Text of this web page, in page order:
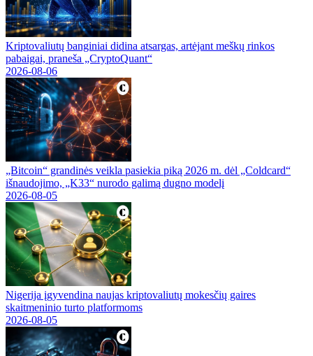
Kriptovaliutų banginiai didina atsargas, artėjant meškų rinkos
pabaigai, praneša „CryptoQuant“
2026-08-06
„Bitcoin“ grandinės veikla pasiekia piką 2026 m. dėl „Coldcard“
išnaudojimo, „K33“ nurodo galimą dugno modelį
2026-08-05
Nigerija įgyvendina naujas kriptovaliutų mokesčių gaires
skaitmeninio turto platformoms
2026-08-05